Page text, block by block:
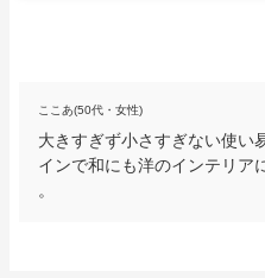
ここあ(50代・女性)
大きすぎず小さすぎない使い
インで和にも洋のインテリア
。